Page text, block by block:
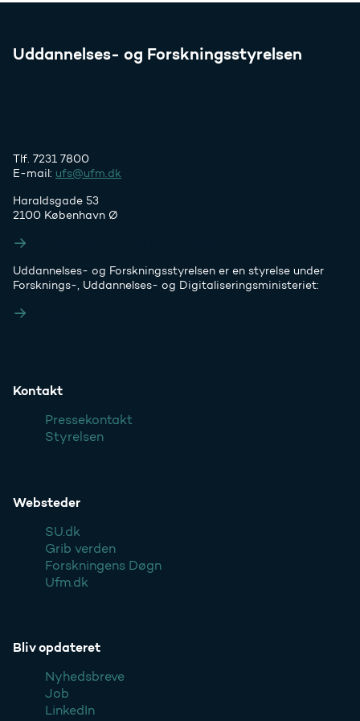
Uddannelses- og Forskningsstyrelsen
Tlf. 7231 7800
E-mail: ufs@ufm.dk
Haraldsgade 53
2100 København Ø
Uddannelses- og Forskningsstyrelsen er en styrelse under
Forsknings-, Uddannelses- og Digitaliseringsministeriet:
Kontakt
Pressekontakt
Styrelsen
Websteder
SU.dk
Grib verden
Forskningens Døgn
Ufm.dk
Bliv opdateret
Nyhedsbreve
Job
LinkedIn